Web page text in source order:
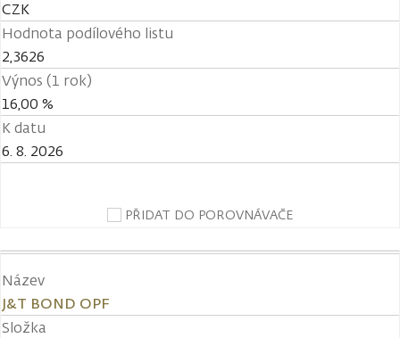
CZK
Hodnota podílového listu
2,3626
Výnos (1 rok)
16,00 %
K datu
6. 8. 2026
PŘIDAT DO POROVNÁVAČE
Název
J&T BOND OPF
Složka